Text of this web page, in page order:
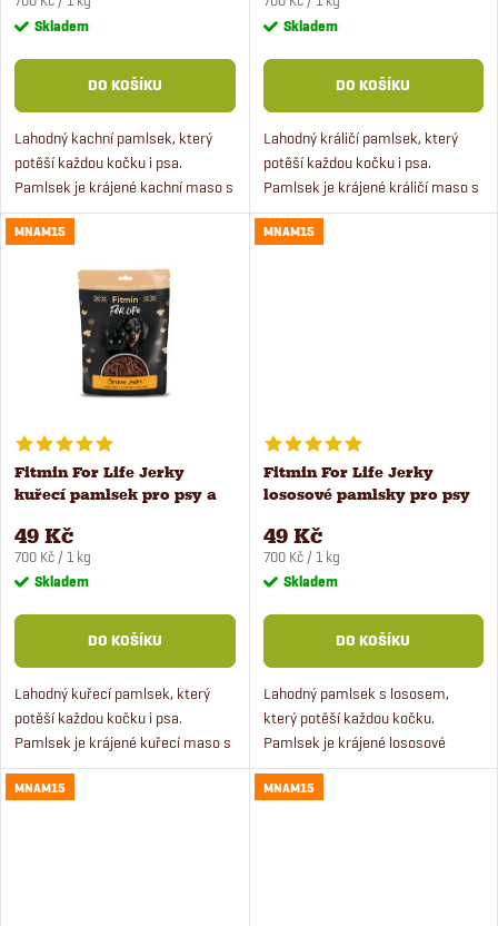
o
d
u
k
r
o
d
u
k
cena:Skladem
DO KOŠÍKU
Lahodný kachní pamlsek, který
potěší každou kočku i psa.
Pamlsek je krájené kachní maso s
obsahem přirozeného tuku,
sušený teplým čistým vzduchem.
cena:Skladem
DO KOŠÍKU
Lahodný králičí pamlsek, který
potěší každou kočku i psa.
Pamlsek je krájené králičí maso s
obsahem přirozeného tuku,
sušený teplým čistým vzduchem.
MNAM15
Fitmin For Life Jerky
kuřecí pamlsek pro psy a
49 Kč
Měrná
cena:
700 Kč / 1 kg
Skladem
DO KOŠÍKU
Lahodný kuřecí pamlsek, který
potěší každou kočku i psa.
Pamlsek je krájené kuřecí maso s
obsahem přirozeného tuku,
sušený vzduchem.
MNAM15
Fitmin For Life Jerky
lososové pamlsky pro psy
49 Kč
Měrná
cena:
700 Kč / 1 kg
Skladem
DO KOŠÍKU
Lahodný pamlsek s lososem,
který potěší každou kočku.
Pamlsek je krájené lososové
maso s obsahem přirozeného
tuku, sušený teplým čistým
MNAM15 MNAM15